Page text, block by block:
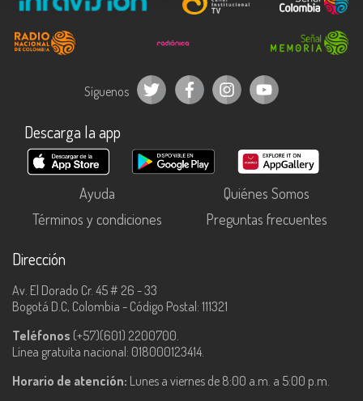
Síguenos
Descarga la app
Ayuda
Quiénes Somos
Términos y condiciones
Preguntas frecuentes
Dirección
Av. El Dorado Cr. 45 # 26 - 33
Bogotá D.C, Colombia - Código Postal: 111321
Teléfonos (+57)(601) 2200700.
Línea gratuita nacional: 018000123414.
Horario de atención: Lunes a viernes de 8:00 a.m. a 5:00 p.m.